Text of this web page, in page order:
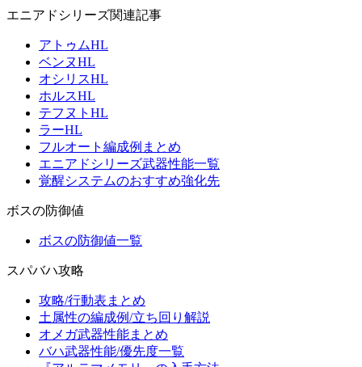
エニアドシリーズ関連記事
アトゥムHL
ベンヌHL
オシリスHL
ホルスHL
テフヌトHL
ラーHL
フルオート編成例まとめ
エニアドシリーズ武器性能一覧
覚醒システムのおすすめ強化先
ボスの防御値
ボスの防御値一覧
スパバハ攻略
攻略/行動表まとめ
土属性の編成例/立ち回り解説
オメガ武器性能まとめ
バハ武器性能/優先度一覧